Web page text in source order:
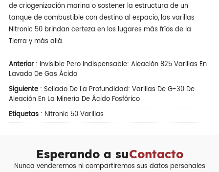
de criogenización marina o sostener la estructura de un
tanque de combustible con destino al espacio, las varillas
Nitronic 50 brindan certeza en los lugares más fríos de la
Tierra y más allá.
Anterior: Invisible Pero Indispensable: Aleación 825 Varillas En
Lavado De Gas Ácido
Siguiente: Sellado De La Profundidad: Varillas De G-30 De
Aleación En La Minería De Ácido Fosfórico
Etiquetas: Nitronic 50 Varillas
Esperando a suContacto
Nunca venderemos ni compartiremos sus datos personales